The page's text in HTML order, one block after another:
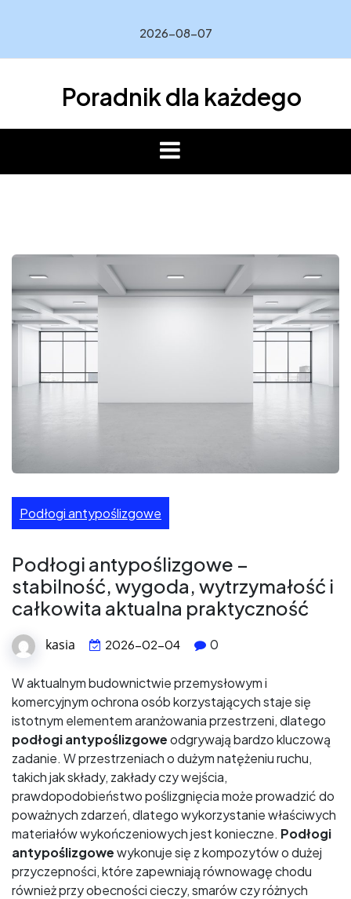
2026-08-07
Poradnik dla każdego
Podłogi antypoślizgowe
Podłogi antypoślizgowe –
stabilność, wygoda, wytrzymałość i
całkowita aktualna praktyczność
kasia 2026-02-04 0
W aktualnym budownictwie przemysłowym i
komercyjnym ochrona osób korzystających staje się
istotnym elementem aranżowania przestrzeni, dlatego
podłogi antypoślizgoweodgrywają bardzo kluczową
zadanie. W przestrzeniach o dużym natężeniu ruchu,
takich jak składy, zakłady czy wejścia,
prawdopodobieństwo poślizgnięcia może prowadzić do
poważnych zdarzeń, dlatego wykorzystanie właściwych
materiałów wykończeniowych jest konieczne. Podłogi
antypoślizgowewykonuje się z kompozytów o dużej
przyczepności, które zapewniają równowagę chodu
również przy obecności cieczy, smarów czy różnych